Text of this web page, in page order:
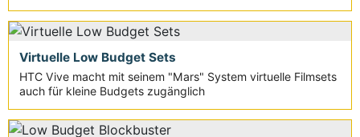
Virtuelle Low Budget Sets
HTC Vive macht mit seinem "Mars" System virtuelle Filmsets
auch für kleine Budgets zugänglich